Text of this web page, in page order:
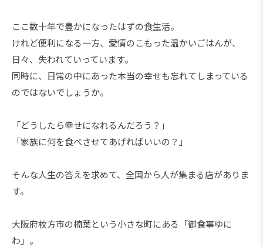
ここ数十年で豊かになったはずの食生活。
けれど便利になる一方、愛情のこもった温かいごはんが、
日々、失われていっています。
同時に、日常の中にあった本当の幸せも忘れてしまっている
のではないでしょうか。
「どうしたら幸せになれるんだろう？」
「家族に何を食べさせてあげればいいの？」
そんな人生の答えを求めて、全国から人が集まる店がありま
す。
大阪府枚方市の楠葉という小さな町にある「御食事ゆに
わ」。